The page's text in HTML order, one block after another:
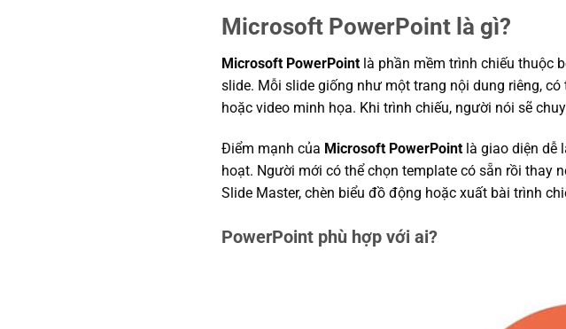
Microsoft PowerPoint là gì?
Microsoft PowerPointlà phần mềm trình chiếu thuộc
slide. Mỗi slide giống như một trang nội dung riêng,
hoặc video minh họa. Khi trình chiếu, người nói sẽ
Điểm mạnh của Microsoft PowerPointlà giao diện dễ
hoạt. Người mới có thể chọn template có sẵn rồi thay
Slide Master, chèn biểu đồ động hoặc xuất bài trình
PowerPoint phù hợp với ai?